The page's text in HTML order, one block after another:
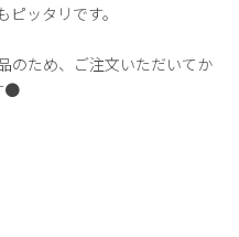
ッタリです。
のため、ご注文いただいてか
●